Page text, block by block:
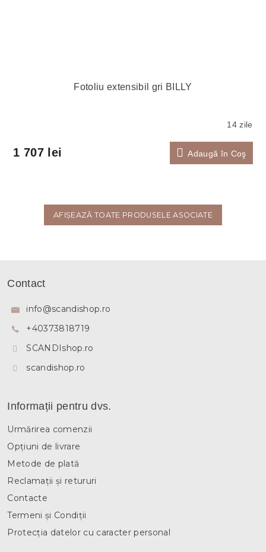
Fotoliu extensibil gri BILLY
14 zile
1 707 lei Adaugă în Coş
AFIŞEAZĂ TOATE PRODUSELE ASOCIATE
Contact
info@scandishop.ro
+40373818719
SCANDIshop.ro
scandishop.ro
Informații pentru dvs.
Urmărirea comenzii
Opțiuni de livrare
Metode de plată
Reclamații și retururi
Contacte
Termeni și Condiții
Protecția datelor cu caracter personal